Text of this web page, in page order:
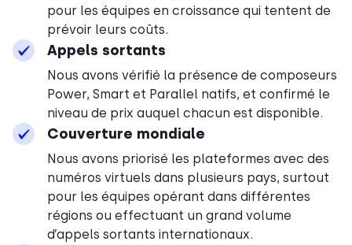
pour les équipes en croissance qui tentent de
prévoir leurs coûts.
Appels sortants
Nous avons vérifié la présence de composeurs
Power, Smart et Parallel natifs, et confirmé le
niveau de prix auquel chacun est disponible.
Couverture mondiale
Nous avons priorisé les plateformes avec des
numéros virtuels dans plusieurs pays, surtout
pour les équipes opérant dans différentes
régions ou effectuant un grand volume
d’appels sortants internationaux.